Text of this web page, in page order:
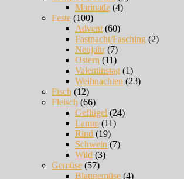
Marinade (4)
Feste (100)
Advent (60)
Fastnacht/Fasching (2)
Neujahr(7)
Ostern (11)
Valentinstag (1)
Weihnachten (23)
Fisch (12)
Fleisch (66)
Geflügel (24)
Lamm (11)
Rind (19)
Schwein (7)
Wild (3)
Gemüse (57)
Blattgemüse (4)